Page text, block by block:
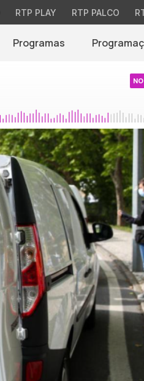
RTP PLAY RTP PALCO
Programas